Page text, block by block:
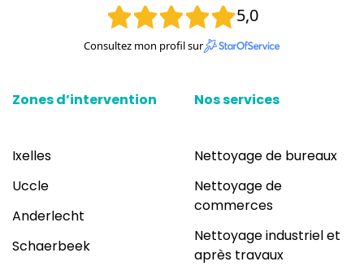
5,0
Consultez mon profil sur
Zones d’intervention
Ixelles
Uccle
Anderlecht
Schaerbeek
Nos services
Nettoyage de bureaux
Nettoyage de
commerces
Nettoyage industriel et
après travaux